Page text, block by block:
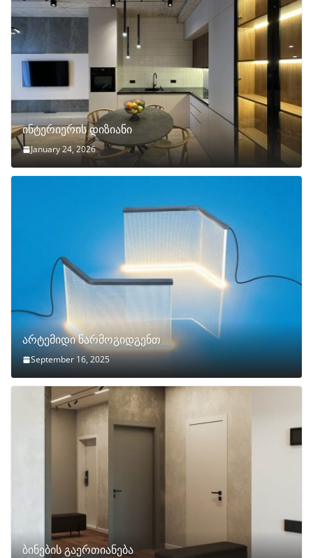
ინტერიერის დიზიანი
January 24, 2026
არტემიდი წარმოგიდგენთ
September 16, 2025
ბინების გაერთიანება